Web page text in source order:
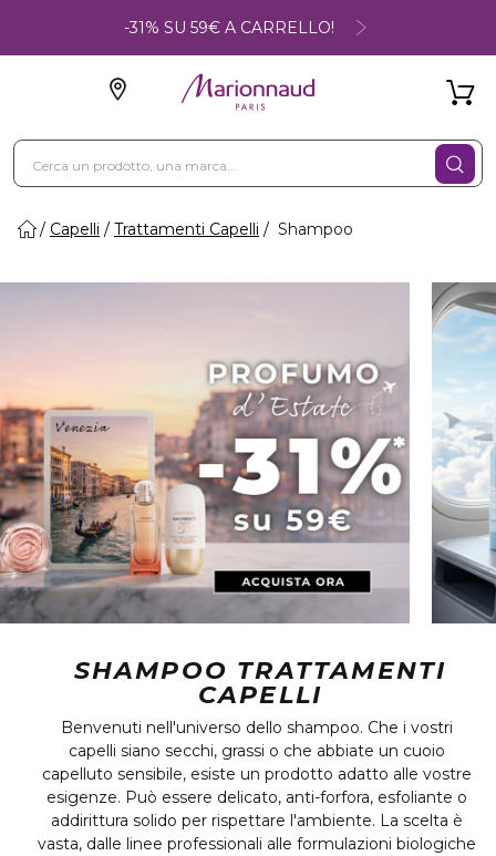
-31% SU 59€ A CARRELLO!
Capelli Trattamenti Capelli Shampoo
SHAMPOO TRATTAMENTI
CAPELLI
Benvenuti nell'universo dello shampoo. Che i vostri
capelli siano secchi, grassi o che abbiate un cuoio
capelluto sensibile, esiste un prodotto adatto alle vostre
esigenze. Può essere delicato, anti-forfora, esfoliante o
addirittura solido per rispettare l'ambiente. La scelta è
vasta, dalle linee professionali alle formulazioni biologiche